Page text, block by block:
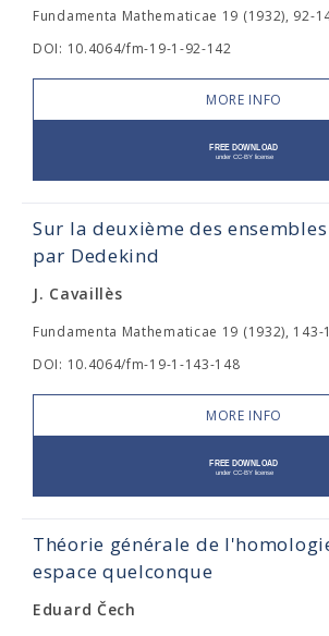
Fundamenta Mathematicae 19 (1932), 92-
DOI: 10.4064/fm-19-1-92-142
MORE INFO
Sur la deuxième des
par Dedekind
J. Cavaillès
Fundamenta Mathematicae 19 (1932), 143-
DOI: 10.4064/fm-19-1-143-148
MORE INFO
Théorie générale de
espace quelconque
Eduard Čech